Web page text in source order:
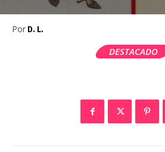
Por D. L.
DESTACADO